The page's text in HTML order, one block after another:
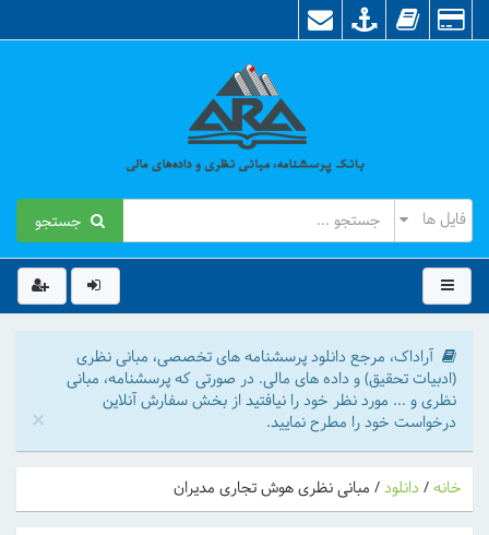
جستجو
آراداک، مرجع دانلود پرسشنامه های تخصصی، مبانی نظری
(ادبیات تحقیق) و داده های مالی. در صورتی که پرسشنامه، مبانی
نظری و ... مورد نظر خود را نیافتید از بخش سفارش آنلاین
درخواست خود را مطرح نمایید.
×
خانه/ دانلود/ مبانی نظری هوش تجاری مدیران